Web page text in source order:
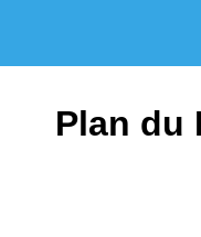
Plan du